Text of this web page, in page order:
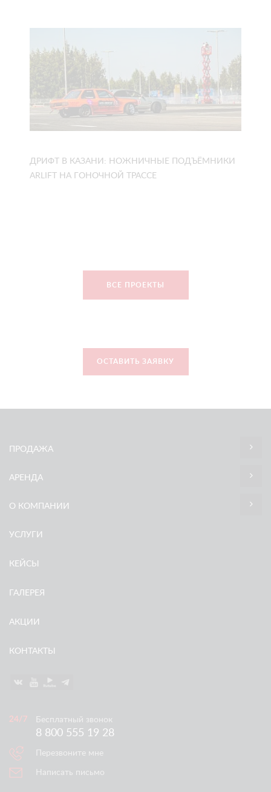
ДРИФТ В КАЗАНИ: НОЖНИЧНЫЕ ПОДЪЁМНИКИ
ARLIFT НА ГОНОЧНОЙ ТРАССЕ
ВСЕ ПРОЕКТЫ
ОСТАВИТЬ ЗАЯВКУ
ПРОДАЖА
АРЕНДА
О КОМПАНИИ
УСЛУГИ
КЕЙСЫ
ГАЛЕРЕЯ
АКЦИИ
КОНТАКТЫ
Бесплатный звонок
8 800 555 19 28
Перезвоните мне
Написать письмо